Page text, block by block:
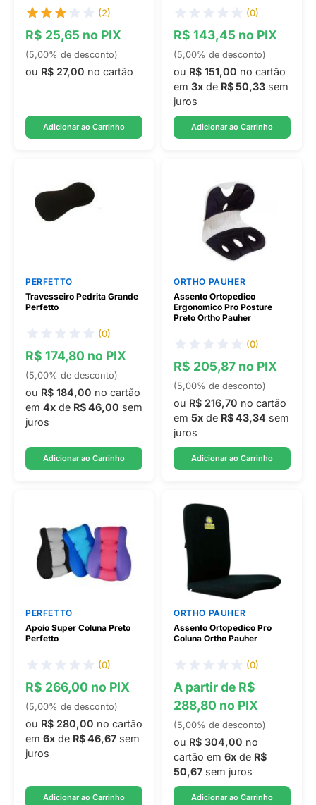
(2)
R$ 25,65 no PIX
(5,00% de desconto)
ou R$ 27,00 no cartão
Adicionar ao Carrinho
(0)
R$ 143,45 no PIX
(5,00% de desconto)
ou R$ 151,00 no cartão
em 3x de R$ 50,33 sem
juros
Adicionar ao Carrinho
PERFETTO
Travesseiro Pedrita Grande
Perfetto
(0)
R$ 174,80 no PIX
(5,00% de desconto)
ou R$ 184,00 no cartão
em 4x de R$ 46,00 sem
juros
Adicionar ao Carrinho
ORTHO PAUHER
Assento Ortopedico
Ergonomico Pro Posture
Preto Ortho Pauher
(0)
R$ 205,87 no PIX
(5,00% de desconto)
ou R$ 216,70 no cartão
em 5x de R$ 43,34 sem
juros
Adicionar ao Carrinho
PERFETTO
Apoio Super Coluna Preto
Perfetto
(0)
R$ 266,00 no PIX
(5,00% de desconto)
ou R$ 280,00 no cartão
em 6x de R$ 46,67 sem
juros
Adicionar ao Carrinho
ORTHO PAUHER
Assento Ortopedico Pro
Coluna Ortho Pauher
(0)
A partir de R$
288,80 no PIX
(5,00% de desconto)
ou R$ 304,00 no
cartão em 6x de R$
50,67 sem juros
Adicionar ao Carrinho